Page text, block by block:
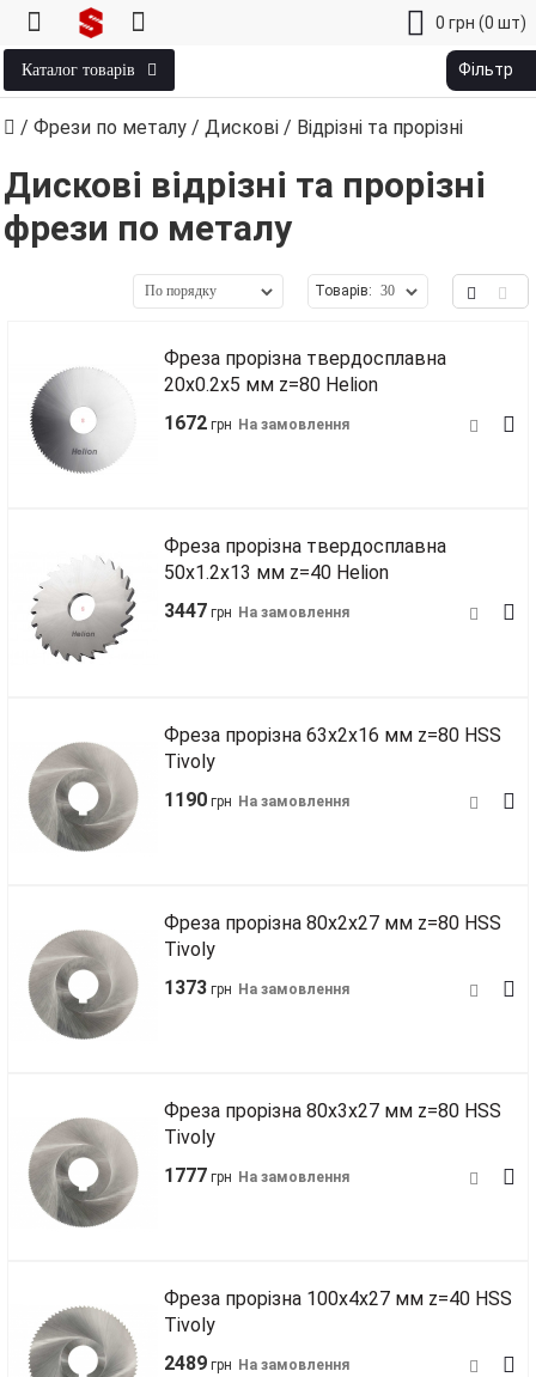
0 грн (0 шт)
Каталог товарів
/ Фрези по металу / Дискові / Відрізні та прорізні
Дискові відрізні та прорізні
фрези по металу
Товарів:
Фреза прорізна твердосплавна
20х0.2х5 мм z=80 Helion
1672 грн На замовлення
Фреза прорізна твердосплавна
50х1.2х13 мм z=40 Helion
3447 грн На замовлення
Фреза прорізна 63х2х16 мм z=80 HSS
Tivoly
1190 грн На замовлення
Фреза прорізна 80х2х27 мм z=80 HSS
Tivoly
1373 грн На замовлення
Фреза прорізна 80х3х27 мм z=80 HSS
Tivoly
1777 грн На замовлення
Фреза прорізна 100х4х27 мм z=40 HSS
Tivoly
2489 грн На замовлення
Фільтр